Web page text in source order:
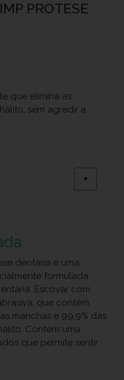
PROTESE
que elimina as
sem agredir a
+
dentária é uma
formulada
Escovar com
que contém
manchas e 99,9% das
Contém uma
que permite sentir